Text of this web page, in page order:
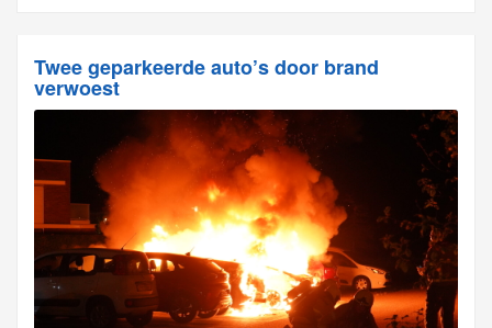
Twee geparkeerde auto’s door brand
verwoest